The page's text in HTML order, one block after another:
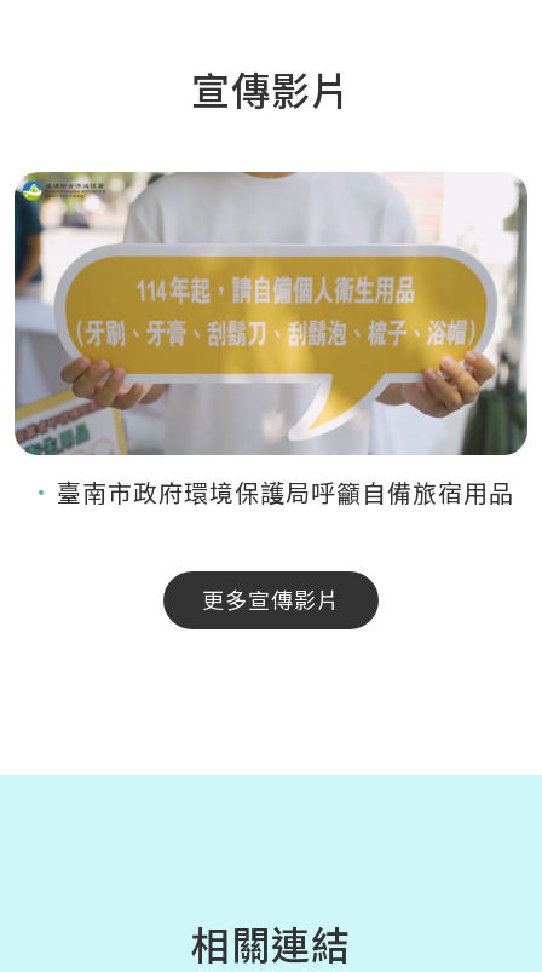
宣傳影片
臺南市政府環境保護局呼籲自備旅宿用品
更多宣傳影片
相關連結